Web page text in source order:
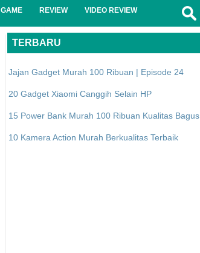
GAME REVIEW VIDEO REVIEW
TERBARU
Jajan Gadget Murah 100 Ribuan | Episode 24
20 Gadget Xiaomi Canggih Selain HP
15 Power Bank Murah 100 Ribuan Kualitas Bagus
10 Kamera Action Murah Berkualitas Terbaik